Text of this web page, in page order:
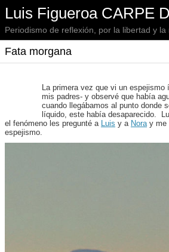
Luis Figueroa CARPE
Periodismo de reflexión, por la libertad y la
Fata morgana
La primera vez que vi un espejismo
mis padres- y observé que había
cuando llegábamos al punto donde
líquido, este había desaparecido.
el fenómeno les pregunté a Luis y a Noray me
espejismo.